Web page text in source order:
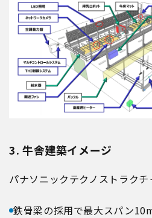
3. 牛舎建築イメージ
パナソニックテクノストラク
鉄骨梁の採用で最大スパン